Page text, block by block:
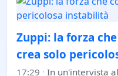
Zuppi: la forza
crea solo
17:29 · In un'intervista